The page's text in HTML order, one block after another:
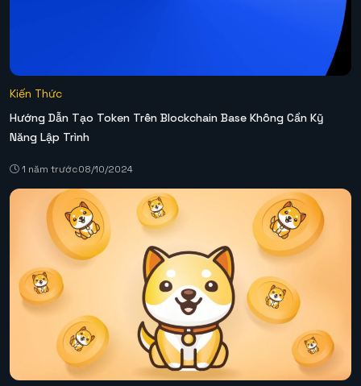
Kiến Thức
Hướng Dẫn Tạo Token Trên Blockchain Base Không Cần Kỹ
Năng Lập Trình
1 năm trước08/10/2024